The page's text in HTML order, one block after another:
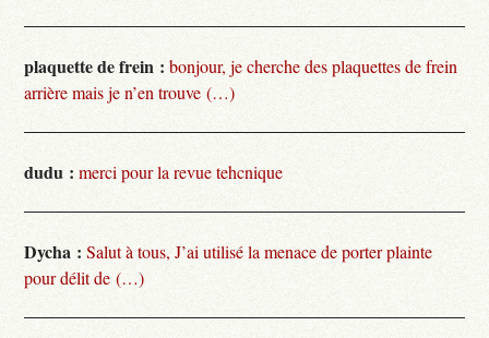
plaquette de frein : bonjour, je cherche des plaquettes de frein
arrière mais je n’en trouve (…)
dudu : merci pour la revue tehcnique
Dycha : Salut à tous, J’ai utilisé la menace de porter plainte
pour délit de (…)